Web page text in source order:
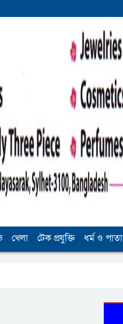
খেলা টেক প্রযুক্তি ধর্ম ও পাতা